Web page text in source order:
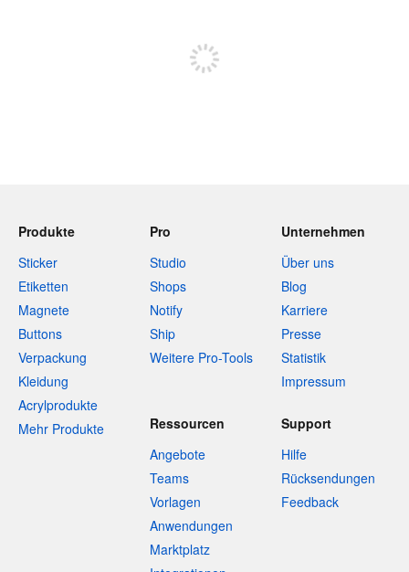
Produkte
Sticker
Etiketten
Magnete
Buttons
Verpackung
Kleidung
Acrylprodukte
Mehr Produkte
Pro
Studio
Shops
Notify
Ship
Weitere Pro-Tools
Unternehmen
Über uns
Blog
Karriere
Presse
Statistik
Impressum
Ressourcen
Angebote
Teams
Vorlagen
Anwendungen
Marktplatz
Support
Hilfe
Rücksendungen
Feedback